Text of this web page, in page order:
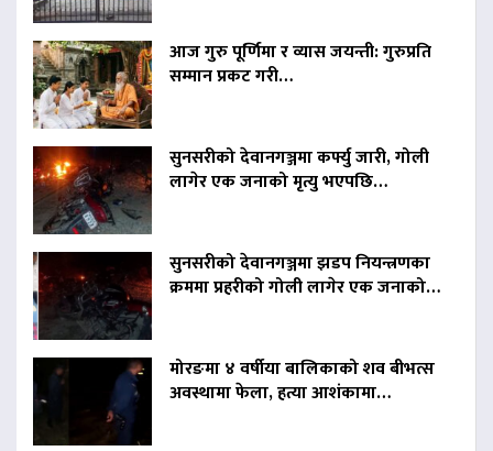
आज गुरु पूर्णिमा र व्यास जयन्ती: गुरुप्रति
सम्मान प्रकट गरी…
सुनसरीको देवानगञ्जमा कर्फ्यु जारी, गोली
लागेर एक जनाको मृत्यु भएपछि…
सुनसरीको देवानगञ्जमा झडप नियन्त्रणका
क्रममा प्रहरीको गोली लागेर एक जनाको…
मोरङमा ४ वर्षीया बालिकाको शव बीभत्स
अवस्थामा फेला, हत्या आशंकामा…